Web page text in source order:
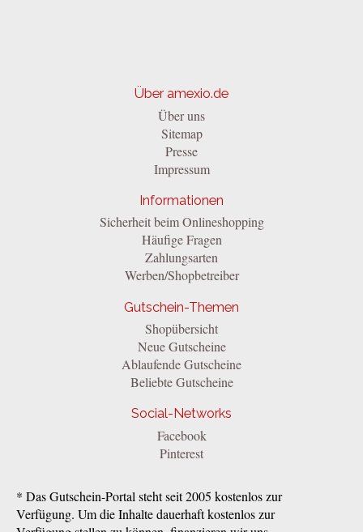
Über amexio.de
Über uns
Sitemap
Presse
Impressum
Informationen
Sicherheit beim Onlineshopping
Häufige Fragen
Zahlungsarten
Werben/Shopbetreiber
Gutschein-Themen
Shopübersicht
Neue Gutscheine
Ablaufende Gutscheine
Beliebte Gutscheine
Social-Networks
Facebook
Pinterest
* Das Gutschein-Portal steht seit 2005 kostenlos zur
Verfügung. Um die Inhalte dauerhaft kostenlos zur